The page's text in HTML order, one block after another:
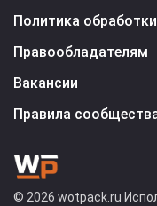
Политика
Правообладателям
Вакансии
Правила
© 2026 wotpack.ru